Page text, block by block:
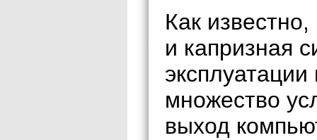
Как
и капризная
множество
выход